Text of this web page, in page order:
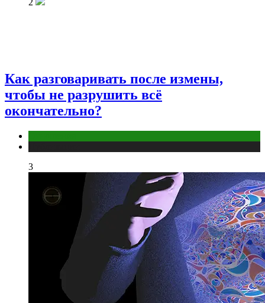
2
Как разговаривать после измены,
чтобы не разрушить всё
окончательно?
3